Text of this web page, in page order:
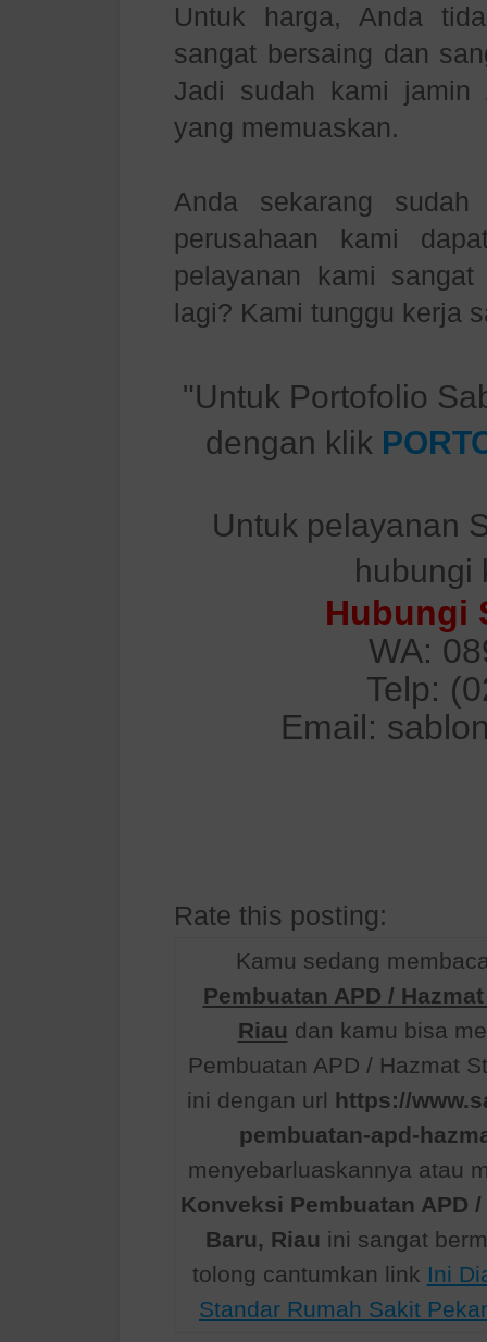
Untuk harga, Anda
sangat bersaing dan
Jadi sudah kami jamin
yang memuaskan.
Anda sekarang sudah
perusahaan kami
pelayanan kami
lagi? Kami tunggu kerja
"Untuk Portofolio
dengan klik
Untuk pelayanan
hubungi
Hubungi
WA:
Telp:
Email:
Rate this posting:
Kamu sedang
Pembuatan APD /
Riau dan kamu bisa
Pembuatan APD / Hazmat
ini dengan url https://
pembuatan-apd-
menyebarluaskannya atau
Konveksi Pembuatan APD
Baru, Riau ini sangat
tolong cantumkan link Ini
Standar Rumah Sakit